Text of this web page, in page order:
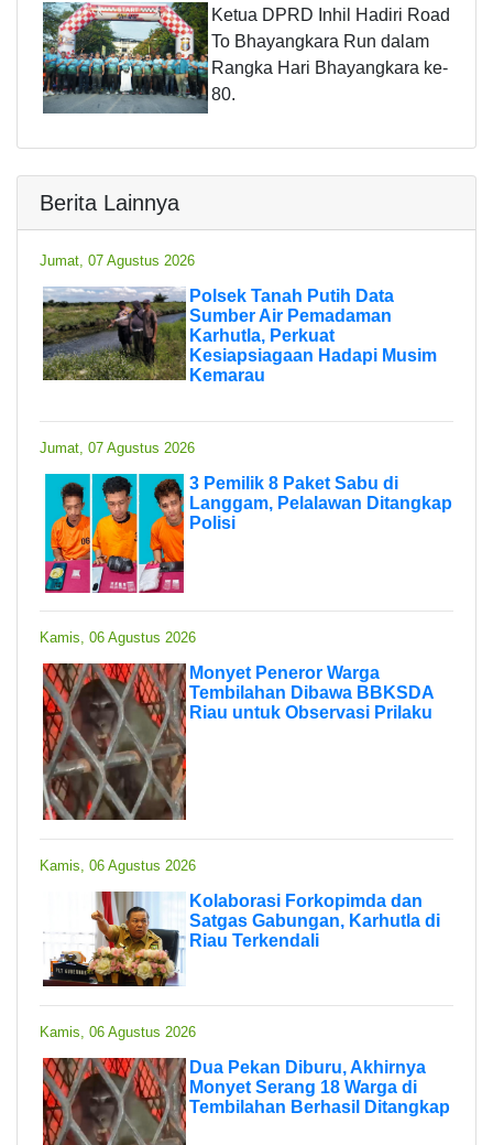
Ketua DPRD Inhil Hadiri Road
To Bhayangkara Run dalam
Rangka Hari Bhayangkara ke-
80.
Berita Lainnya
Jumat, 07 Agustus 2026
Polsek Tanah Putih Data
Sumber Air Pemadaman
Karhutla, Perkuat
Kesiapsiagaan Hadapi Musim
Kemarau
Jumat, 07 Agustus 2026
3 Pemilik 8 Paket Sabu di
Langgam, Pelalawan Ditangkap
Polisi
Kamis, 06 Agustus 2026
Monyet Peneror Warga
Tembilahan Dibawa BBKSDA
Riau untuk Observasi Prilaku
Kamis, 06 Agustus 2026
Kolaborasi Forkopimda dan
Satgas Gabungan, Karhutla di
Riau Terkendali
Kamis, 06 Agustus 2026
Dua Pekan Diburu, Akhirnya
Monyet Serang 18 Warga di
Tembilahan Berhasil Ditangkap